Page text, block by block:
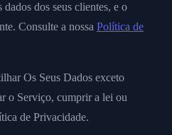
dos seus clientes, e o
Consulte a nossa Política de
Os Seus Dados exceto
o Serviço, cumprir a lei ou
de Privacidade.